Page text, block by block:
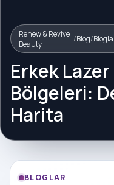
Renew & Revive
Beauty
/Blog/
Erkek
Bölgeleri:
Harita
BLOGLAR